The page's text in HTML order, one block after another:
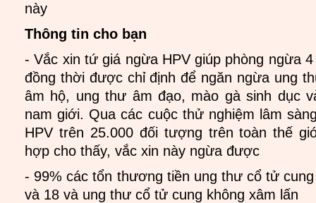
này
Thông tin cho bạn
- Vắc xin tứ giá ngừa HPV giúp phòng ngừa
đồng thời được chỉ định để ngăn ngừa ung
âm hộ, ung thư âm đạo, mào gà sinh dục
nam giới. Qua các cuộc thử nghiệm lâm
HPV trên 25.000 đối tượng trên toàn thế
hợp cho thấy, vắc xin này ngừa được
- 99% các tổn thương tiền ung thư cổ tử
và 18 và ung thư cổ tử cung không xâm lấn